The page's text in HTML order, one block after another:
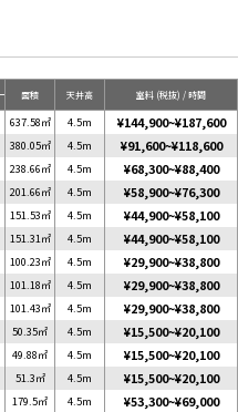
面積 天井高 室料 (税抜) / 時間
637.58㎡ 4.5m ¥144,900~¥187,600
380.05㎡ 4.5m ¥91,600~¥118,600
238.66㎡ 4.5m ¥68,300~¥88,400
201.66㎡ 4.5m ¥58,900~¥76,300
151.53㎡ 4.5m ¥44,900~¥58,100
151.31㎡ 4.5m ¥44,900~¥58,100
100.23㎡ 4.5m ¥29,900~¥38,800
101.18㎡ 4.5m ¥29,900~¥38,800
101.43㎡ 4.5m ¥29,900~¥38,800
50.35㎡ 4.5m ¥15,500~¥20,100
49.88㎡ 4.5m ¥15,500~¥20,100
51.3㎡ 4.5m ¥15,500~¥20,100
179.5㎡ 4.5m ¥53,300~¥69,000